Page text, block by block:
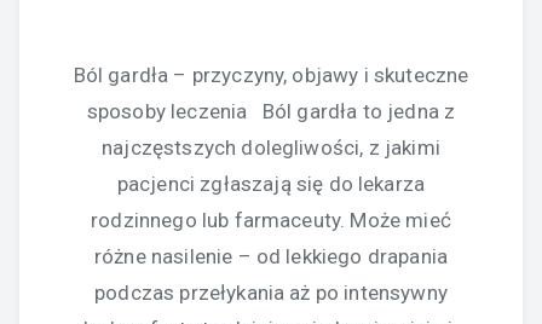
Ból gardła – przyczyny, objawy i skuteczne
sposoby leczenia Ból gardła to jedna z
najczęstszych dolegliwości, z jakimi
pacjenci zgłaszają się do lekarza
rodzinnego lub farmaceuty. Może mieć
różne nasilenie – od lekkiego drapania
podczas przełykania aż po intensywny